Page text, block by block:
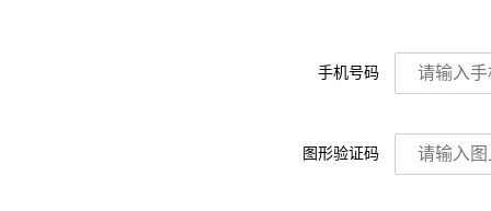
手机号码
图形验证码